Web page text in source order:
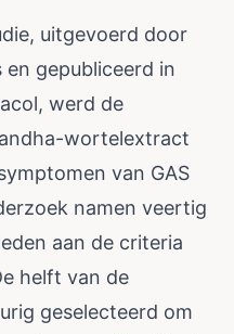
uitgevoerd door
gepubliceerd in
werd de
wortelextract
van GAS
namen veertig
aan de criteria
helft van de
geselecteerd om